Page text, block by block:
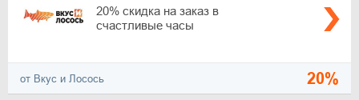
20% скидка на заказ в
счастливые часы
от Вкус и Лосось 20%